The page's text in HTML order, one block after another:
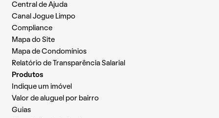
Central de Ajuda
Canal Jogue Limpo
Compliance
Mapa do Site
Mapa de Condomínios
Relatório de Transparência Salarial
Produtos
Indique um imóvel
Valor de aluguel por bairro
Guias